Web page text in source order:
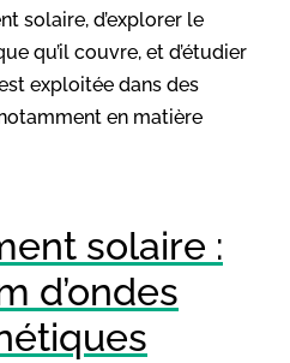
solaire, d’explorer le
qu’il couvre, et d’étudier
exploitée dans des
en matière
solaire :
d’ondes